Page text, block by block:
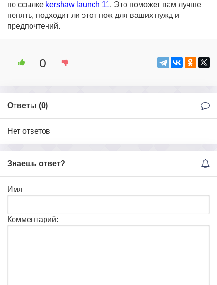
по ссылке kershaw launch 11. Это поможет вам лучше
понять, подходит ли этот нож для ваших нужд и
предпочтений.
0
Ответы (0)
Нет ответов
Знаешь ответ?
Имя
Комментарий: